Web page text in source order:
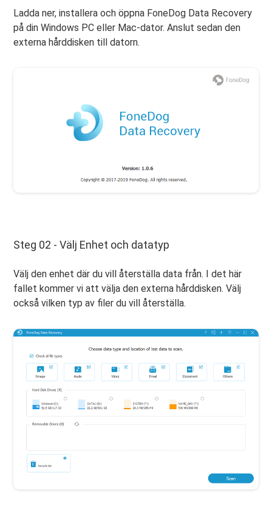
Ladda ner, installera och öppna FoneDog Data Recovery
på din Windows PC eller Mac-dator. Anslut sedan den
externa hårddisken till datorn.
Steg 02 - Välj Enhet och datatyp
Välj den enhet där du vill återställa data från. I det här
fallet kommer vi att välja den externa hårddisken. Välj
också vilken typ av filer du vill återställa.